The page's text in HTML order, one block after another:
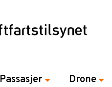
Passasjer Drone